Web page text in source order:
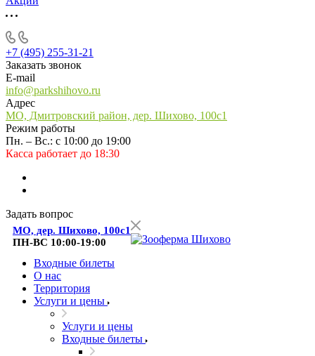
+7 (495) 255-31-21
Заказать звонок
E-mail
info@parkshihovo.ru
Адрес
МО, Дмитровский район, дер. Шихово, 100с1
Режим работы
Пн. – Вс.: с 10:00 до 19:00
Касса работает до 18:30
Задать вопрос
МО, дер. Шихово, 100с1
ПН-ВС 10:00-19:00
Входные билеты
О нас
Территория
Услуги и цены
Услуги и цены
Входные билеты